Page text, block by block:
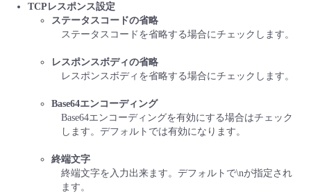
TCPレスポンス設定
ステータスコードの省略
ステータスコードを省略する場合にチェックします。
レスポンスボディの省略
レスポンスボディを省略する場合にチェックします。
Base64エンコーディング
Base64エンコーディングを有効にする場合はチェック
します。デフォルトでは有効になります。
終端文字
終端文字を入力出来ます。デフォルトで\nが指定され
ます。